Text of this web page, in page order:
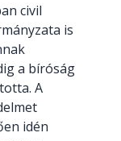
civil
is
a bíróság
A
idén